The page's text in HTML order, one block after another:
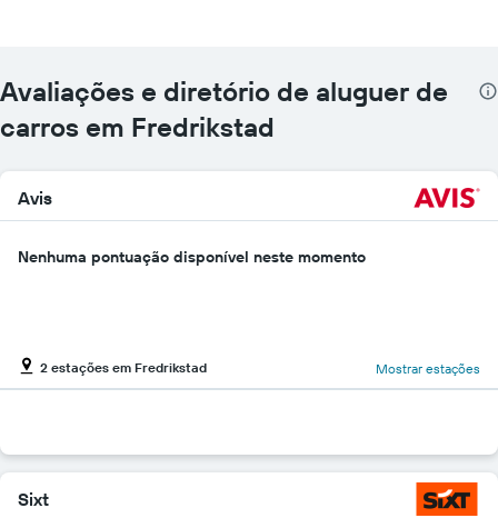
Avaliações e diretório de aluguer de
carros em Fredrikstad
Avis
Nenhuma pontuação disponível neste momento
2 estações em Fredrikstad Mostrar estações
Sixt